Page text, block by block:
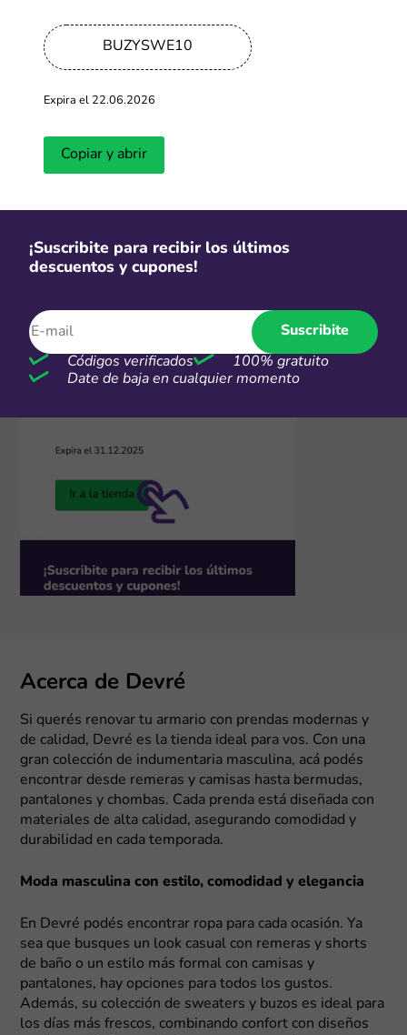
Hacé clic en "Ir a la tienda" y vas a ser redirigido a la
página de Devré donde aparecen las promos o
productos rebajados del momento. ¡Ahora podés
Acerca de Devré
Si querés renovar tu armario con prendas modernas y
de calidad, Devré es la tienda ideal para vos. Con una
gran colección de indumentaria masculina, acá podés
encontrar desde remeras y camisas hasta bermudas,
pantalones y chombas. Cada prenda está diseñada con
materiales de alta calidad, asegurando comodidad y
durabilidad en cada temporada.
Moda masculina con estilo, comodidad y elegancia
En Devré podés encontrar ropa para cada ocasión. Ya
sea que busques un look casual con remeras y shorts
de baño o un estilo más formal con camisas y
pantalones, hay opciones para todos los gustos.
Además, su colección de sweaters y buzos es ideal para
los días más frescos, combinando confort con diseños
BUZYSWE10
Expira el 22.06.2026
Copiar y abrir
¡Suscribite para recibir los últimos
descuentos y cupones!
Suscribite
Códigos verificados
100% gratuito
Date de baja en cualquier momento